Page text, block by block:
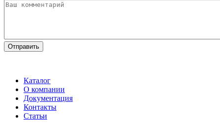
Каталог
О компании
Документация
Контакты
Статьи